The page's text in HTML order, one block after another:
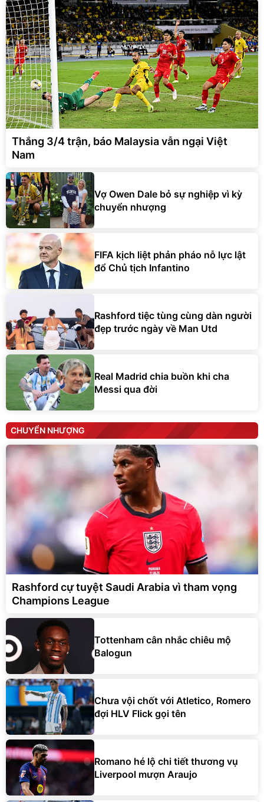
Thắng 3/4 trận, báo Malaysia vẫn ngại Việt
Nam
Vợ Owen Dale bỏ sự nghiệp vì kỳ
chuyển nhượng
FIFA kịch liệt phản pháo nỗ lực lật
đổ Chủ tịch Infantino
Rashford tiệc tùng cùng dàn người
đẹp trước ngày về Man Utd
Real Madrid chia buồn khi cha
Messi qua đời
CHUYỂN NHƯỢNG
Rashford cự tuyệt Saudi Arabia vì tham vọng
Champions League
Tottenham cân nhắc chiêu mộ
Balogun
Chưa vội chốt với Atletico, Romero
đợi HLV Flick gọi tên
Romano hé lộ chi tiết thương vụ
Liverpool mượn Araujo